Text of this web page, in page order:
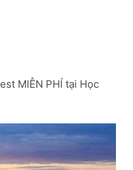
MIỄN PHÍ tại Học